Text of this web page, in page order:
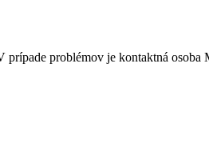
problémov je kontaktná